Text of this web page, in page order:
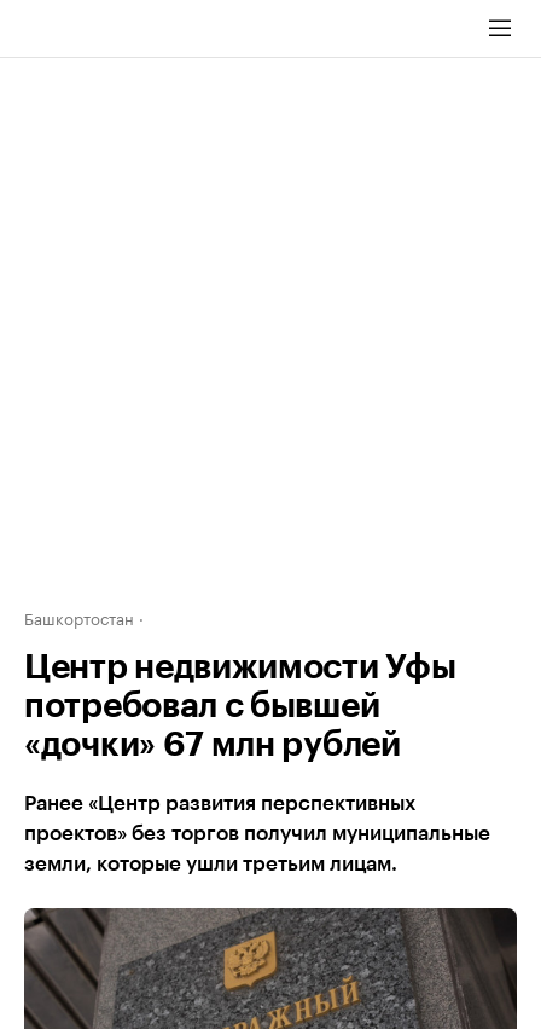
Башкортостан
Центр недвижимости Уфы
потребовал с бывшей
«дочки» 67 млн рублей
Ранее «Центр развития перспективных
проектов» без торгов получил муниципальные
земли, которые ушли третьим лицам.